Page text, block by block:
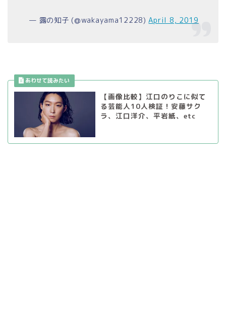
— 露の知子 (@wakayama12228)April 8, 2019
【画像比較】江口のりこに似て
る芸能人10人検証！安藤サク
ラ、江口洋介、平岩紙、etc